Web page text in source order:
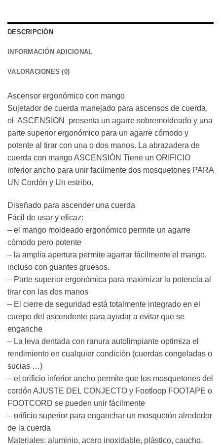
DESCRIPCIÓN
INFORMACIÓN ADICIONAL
VALORACIONES (0)
Ascensor ergonómico con mango
Sujetador de cuerda manejado para ascensos de cuerda,
el ASCENSION presenta un agarre sobremoldeado y una
parte superior ergonómico para un agarre cómodo y
potente al tirar con una o dos manos. La abrazadera de
cuerda con mango ASCENSIÓN Tiene un ORIFICIO
inferior ancho para unir facilmente dos mosquetones PARA
UN Cordón y Un estribo.
Diseñado para ascender una cuerda
Fácil de usar y eficaz:
– el mango moldeado ergonómico permite un agarre
cómodo pero potente
– la amplia apertura permite agarrar fácilmente el mango,
incluso con guantes gruesos.
– Parte superior ergonómica para maximizar la potencia al
tirar con las dos manos
– El cierre de seguridad está totalmente integrado en el
cuerpo del ascendente para ayudar a evitar que se
enganche
– La leva dentada con ranura autolimpiante optimiza el
rendimiento en cualquier condición (cuerdas congeladas o
sucias …)
– el orificio inferior ancho permite que los mosquetones del
cordón AJUSTE DEL CONJECTO y Footloop FOOTAPE o
FOOTCORD se pueden unir fácilmente
– orificio superior para enganchar un mosquetón alrededor
de la cuerda
Materiales: aluminio, acero inoxidable, plástico, caucho,